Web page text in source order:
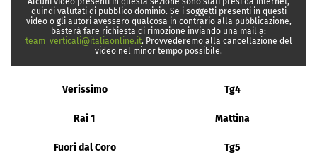
quindi valutati di pubblico dominio. Se i soggetti presenti in questi
video o gli autori avessero qualcosa in contrario alla pubblicazione,
basterà fare richiesta di rimozione inviando una mail a:
team_verticali@italiaonline.it. Provvederemo alla cancellazione del
video nel minor tempo possibile.
Verissimo Tg4
Rai 1 Mattina
Fuori dal Coro Tg5